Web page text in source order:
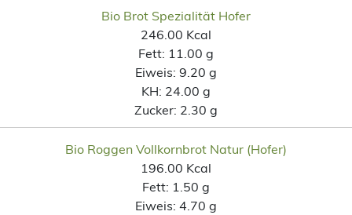
Bio Brot Spezialität Hofer
246.00 Kcal
Fett: 11.00 g
Eiweis: 9.20 g
KH: 24.00 g
Zucker: 2.30 g
Bio Roggen Vollkornbrot Natur (Hofer)
196.00 Kcal
Fett: 1.50 g
Eiweis: 4.70 g